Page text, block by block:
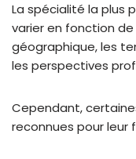
La spécialité la plus
varier en fonction
géographique, les
les perspectives
Cependant,
reconnues pour leur